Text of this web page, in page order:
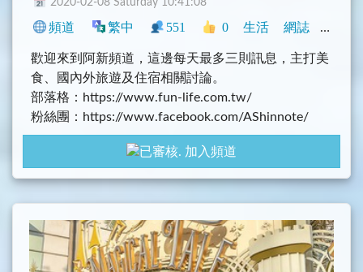
2020-02-08 Saturday 10:41:08
頻道 繁中 551 0 生活 網誌 臺灣
歡迎來到阿新頻道，這邊每天最多三則訊息，主打美
食、國內外旅遊及住宿相關討論。
部落格：https://www.fun-life.com.tw/
粉絲團：https://www.facebook.com/AShinnote/
Youtube：https://www.youtube.com/channel/UCNF
KsYwkf5lFaRuDf8IUIrA
加入頻道